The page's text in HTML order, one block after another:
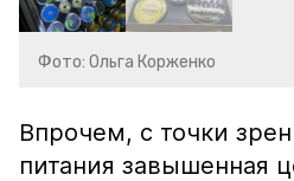
Фото: Ольга Корженко
Впрочем, с точки
питания завышенная